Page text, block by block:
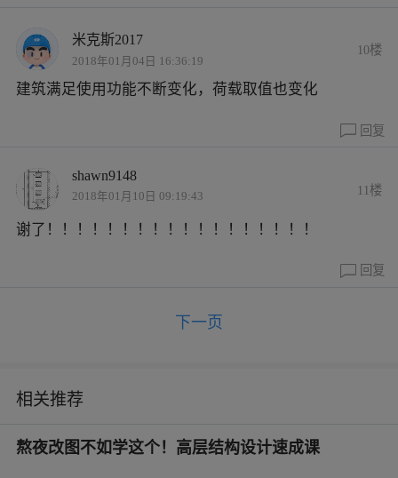
米克斯2017
2018年01月04日 16:36:19
10楼
建筑满足使用功能不断变化，荷载取值也变化
回复
shawn9148
2018年01月10日 09:19:43 11楼
谢了！！！！！！！！！！！！！！！！！！
回复
下一页
相关推荐
熬夜改图不如学这个！高层结构设计速成课